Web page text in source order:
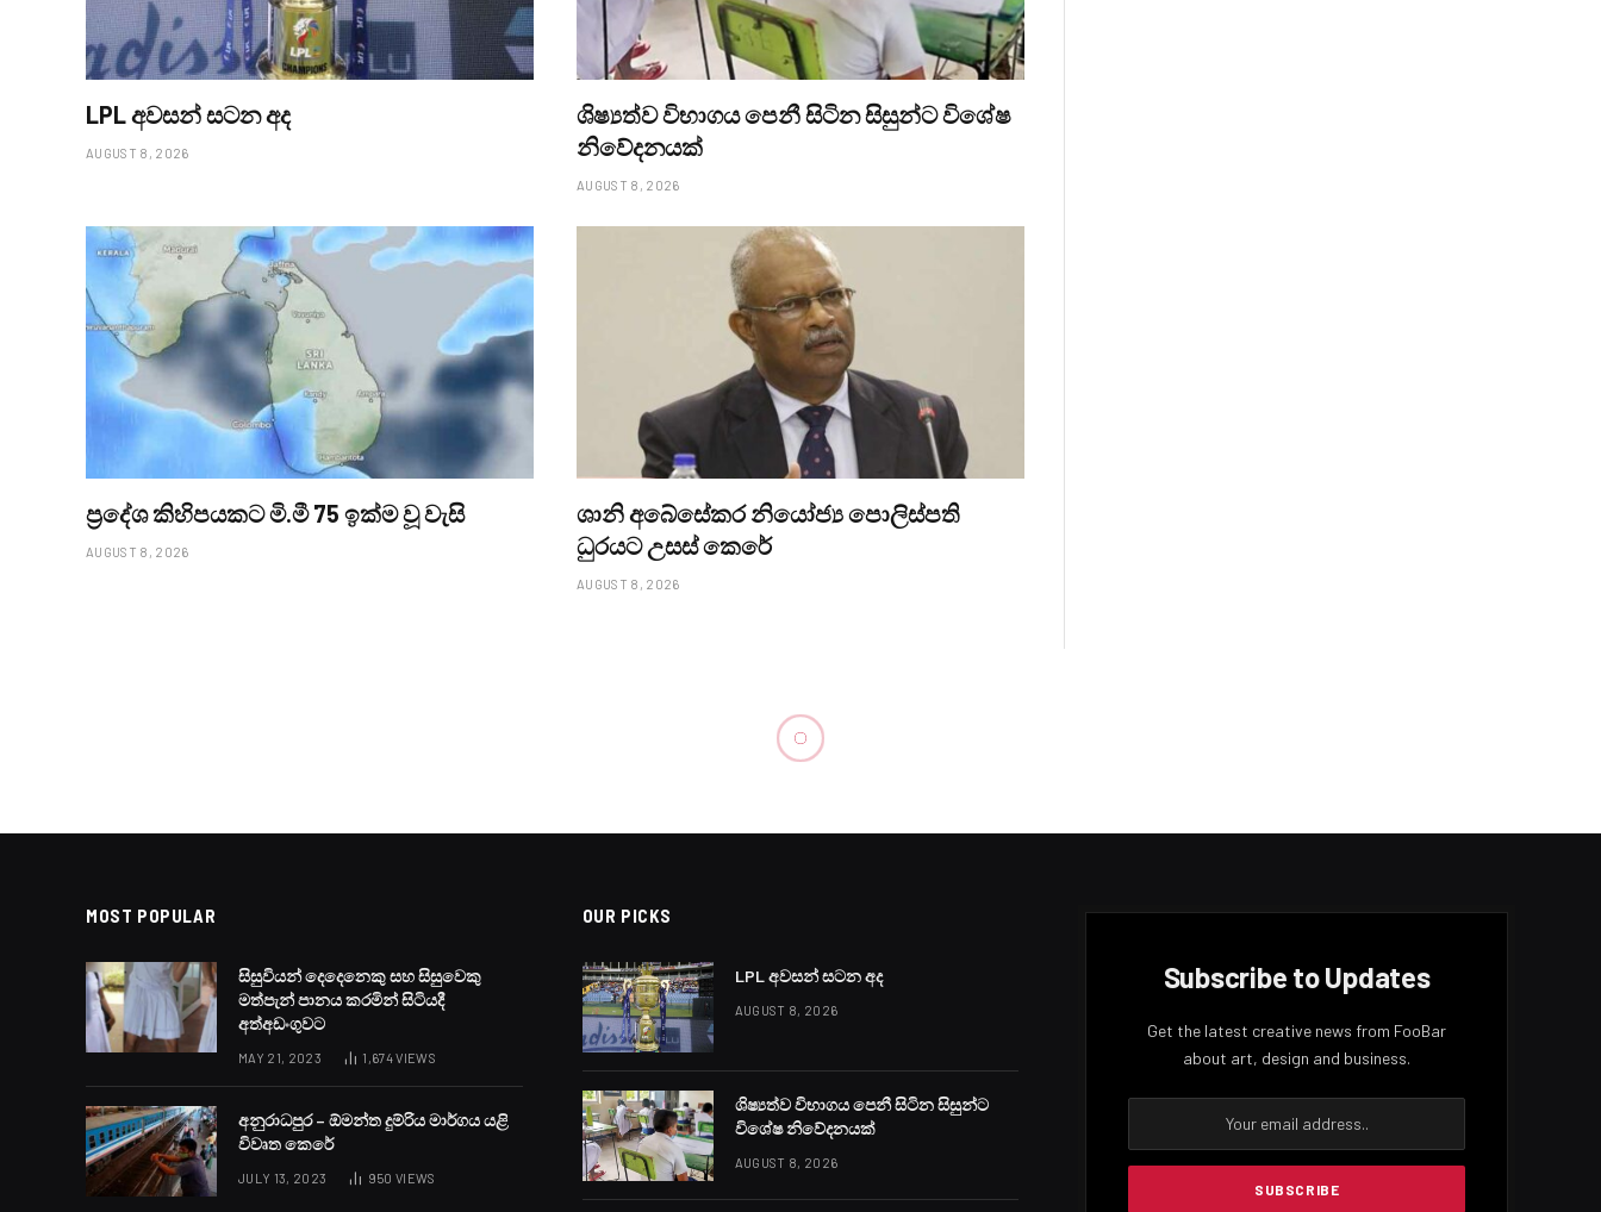
LPL අවසන් සටන අද
AUGUST 8, 2026
ශිෂ්‍යත්ව විභාගය පෙනී සිටින සිසුන්ට විශේෂ
නිවේදනයක්
AUGUST 8, 2026
ප්‍රදේශ කිහිපයකට මි.මී 75 ඉක්ම වූ වැසි
AUGUST 8, 2026
ශානි අබේසේකර නියෝජ්‍ය පොලිස්පති
ධුරයට උසස් කෙරේ
AUGUST 8, 2026
MOST POPULAR
සිසුවියන් දෙදෙනෙකු සහ සිසුවෙකු
මත්පැන් පානය කරමින් සිටියදී
අත්අඩංගුවට
MAY 21, 2023 1,674VIEWS
අනුරාධපුර – ඕමන්ත දුම්රිය මාර්ගය යළි
විවෘත කෙරේ
JULY 13, 2023 950 VIEWS
OUR PICKS
LPL අවසන් සටන අද
AUGUST 8, 2026
ශිෂ්‍යත්ව විභාගය පෙනී සිටින සිසුන්ට
විශේෂ නිවේදනයක්
AUGUST 8, 2026
Subscribe to Updates
Get the latest creative news from FooBar
about art, design and business.